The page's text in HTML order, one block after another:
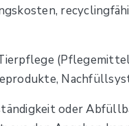
oder